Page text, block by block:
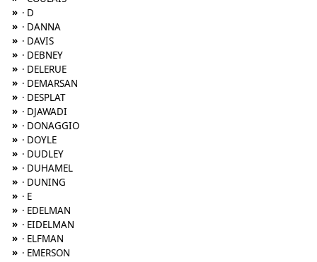
» · D
» · DANNA
» · DAVIS
» · DEBNEY
» · DELERUE
» · DEMARSAN
» · DESPLAT
» · DJAWADI
» · DONAGGIO
» · DOYLE
» · DUDLEY
» · DUHAMEL
» · DUNING
» · E
» · EDELMAN
» · EIDELMAN
» · ELFMAN
» · EMERSON